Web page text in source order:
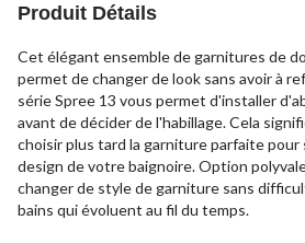
Produit Détails
Cet élégant ensemble de garnitures de
permet de changer de look sans avoir à
série Spree 13 vous permet d'installer
avant de décider de l'habillage. Cela
choisir plus tard la garniture parfaite pour
design de votre baignoire. Option
changer de style de garniture sans
bains qui évoluent au fil du temps.